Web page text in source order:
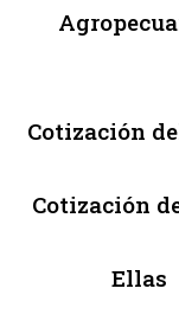
Cotización
Cotización
Ellas